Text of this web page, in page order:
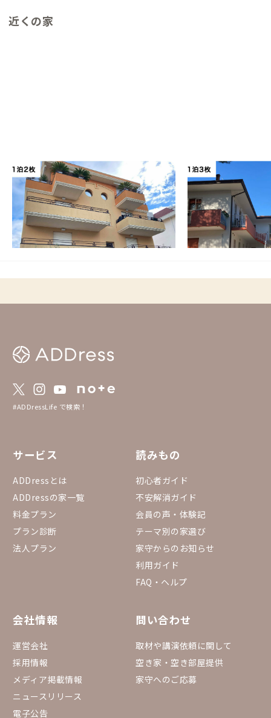
近くの家
リッチョーネA邸
イタリア その他
【ビーチまで徒歩5分】アドリア海に面した
リゾート地にある家
この家からの距離 3834km
リッチョーネB邸
イタリア その他
【ビーチまで徒歩15
活が満喫できる家
この家からの距離
#ADDressLife で検索！
サービス
ADDressとは
ADDressの家一覧
料金プラン
プラン診断
法人プラン
読みもの
初心者ガイド
不安解消ガイド
会員の声・体験記
テーマ別の家選び
家守からのお知らせ
利用ガイド
FAQ・ヘルプ
会社情報
運営会社
採用情報
メディア掲載情報
ニュースリリース
電子公告
問い合わせ
取材や講演依頼に関して
空き家・空き部屋提供
家守へのご応募